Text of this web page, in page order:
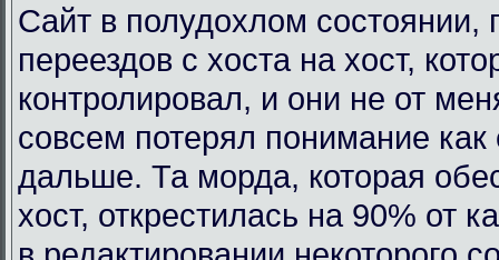
Сайт в полудохлом состоянии,
переездов с хоста на хост,
контролировал, и они не от
совсем потерял понимание как
дальше. Та морда, которая
хост, открестилась на 90% от